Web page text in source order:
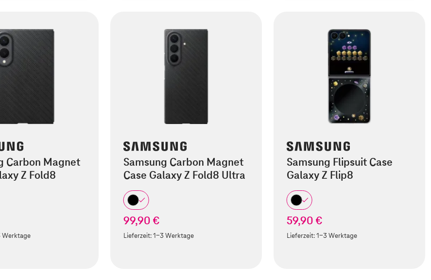
Carbon Magnet
Z Fold8
Werktage
Samsung Carbon Magnet
Case Galaxy Z Fold8 Ultra
99,90 €
Lieferzeit:1-3 Werktage
Samsung Flipsuit Case
Galaxy Z Flip8
59,90 €
Lieferzeit:1-3 Werktage